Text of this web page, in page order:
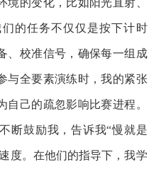
的变化，比如阳光直射、
的任务不仅仅是按下计时
、校准信号，确保每一组成
与全要素演练时，我的紧张
己的疏忽影响比赛进程。
断鼓励我，告诉我“慢就是
度。在他们的指导下，我学